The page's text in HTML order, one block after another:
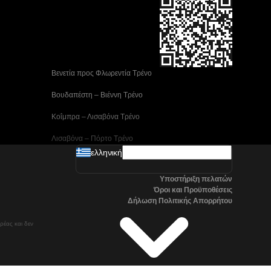
Βενετία προς Φλωρεντία Τρένο
Βουδαπέστη – Βιέννη Tρένο
Κοΐμπρα – Λισαβόνα Τρένο
Λισαβόνα – Πόρτο Tρένο
Μαδρίτη προς Αλικάντε Τρένα
Στοκχόλμη προς Γκέτεμποργκ Τρένα
Τρένα Τσανγκγουόν προς Σεούλ
Όσλο προς Στοκχόλμη Τρένα μεγάλης ταχύτητας
και δεν
ελληνική
Υποστήριξη πελατών
Όροι και Προϋποθέσεις
Δήλωση Πολιτικής Απορρήτου